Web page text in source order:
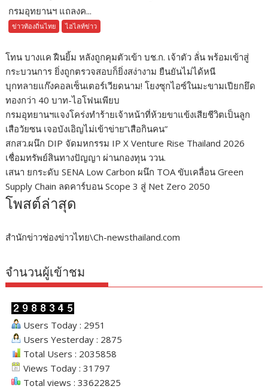
กรมอุทยานฯ แถลงค...
ข่าวท้องถิ่นไทย ไฮไลท์ข่าว
โทน บางแค ฝืนยิ้ม หลังถูกคุมตัวเข้า บช.ก. เจ้าตัว ลั่น พร้อมเข้าสู่
กระบวนการ ยิ่งถูกตรวจสอบก็ยิ่งสง่างาม ยืนยันไม่ได้หนี
บุกทลายแก๊งคอลเซ็นเตอร์เวียดนาม! โยงซุกไอซ์ในมะขามเปียกยึด
ทองกว่า 40 บาท-ไอโฟนเพียบ
กรมอุทยานฯแจงโคร่งทำร้ายเจ้าหน้าที่ห้วยขาแข้งเสียชีวิตเป็นลูก
เสือวัยซน เจอบังเอิญไม่เข้าข่าย”เสือกินคน”
สกสว.ผนึก DIP จัดมหกรรม IP X Venture Rise Thailand 2026
เชื่อมทรัพย์สินทางปัญญา ผ่านกองทุน ววน.
เสนา ยกระดับ SENA Low Carbon ผนึก TOA ขับเคลื่อน Green
Supply Chain ลดคาร์บอน Scope 3 สู่ Net Zero 2050
โพสต์ล่าสุด
สำนักข่าวช่องข่าวไทย\Ch-newsthailand.com
จำนวนผู้เข้าชม
Users Today : 2951
Users Yesterday : 2875
Total Users : 2035858
Views Today : 31797
Total views : 33622825